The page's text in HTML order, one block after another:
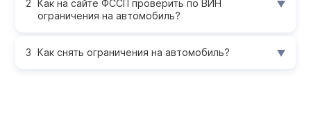
Как на сайте ФССП проверить по ВИН
ограничения на автомобиль?
Как снять ограничения на автомобиль?